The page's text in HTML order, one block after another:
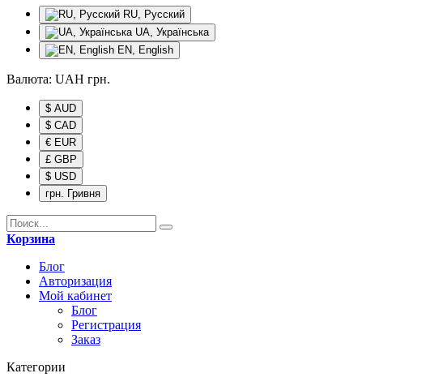
RU, Русский
UA, Українська
EN, English
Валюта: UAH грн.
$ AUD
$ CAD
€ EUR
£ GBP
$ USD
грн. Гривня
Корзина
Блог
Авторизация
Мой кабинет
Блог
Регистрация
Заказ
Категории